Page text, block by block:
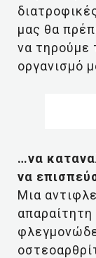
μας θα
να τηρούμε
οργανισμό
…να
να
Μια